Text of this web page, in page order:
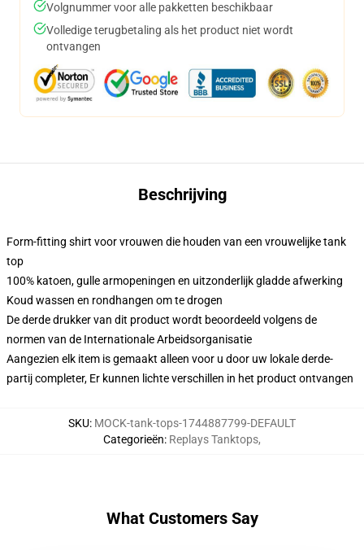
Volgnummer voor alle pakketten beschikbaar
Volledige terugbetaling als het product niet wordt
ontvangen
Beschrijving
Form-fitting shirt voor vrouwen die houden van een vrouwelijke tank
top
100% katoen, gulle armopeningen en uitzonderlijk gladde afwerking
Koud wassen en rondhangen om te drogen
De derde drukker van dit product wordt beoordeeld volgens de
normen van de Internationale Arbeidsorganisatie
Aangezien elk item is gemaakt alleen voor u door uw lokale derde-
partij completer, Er kunnen lichte verschillen in het product ontvangen
SKU: MOCK-tank-tops-1744887799-DEFAULT
Categorieën: Replays Tanktops,
What Customers Say